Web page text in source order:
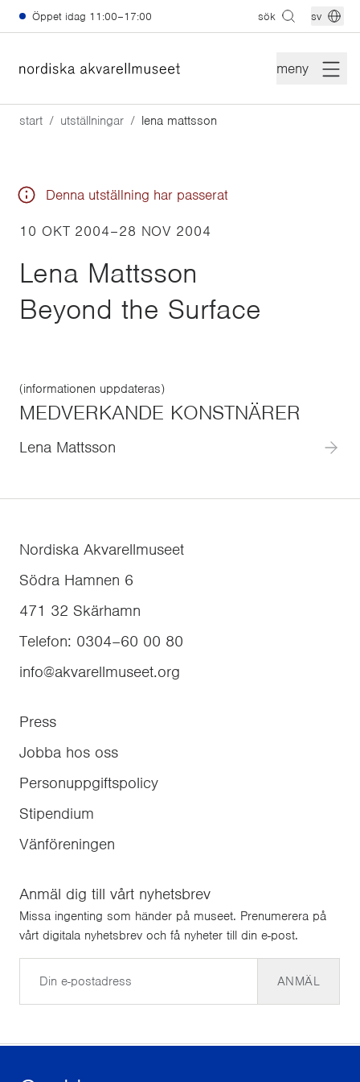
Hoppa till huvudinnehåll
Öppet idag 11:00–17:00 sök sv
meny
start utställningar lena mattsson
Denna utställning har passerat
10 OKT 2004–28 NOV 2004
Lena Mattsson
Beyond the Surface
(informationen uppdateras)
MEDVERKANDE KONSTNÄRER
Lena Mattsson
Nordiska Akvarellmuseet
Södra Hamnen 6
471 32 Skärhamn
Telefon: 0304–60 00 80
info@akvarellmuseet.org
Press
Jobba hos oss
Personuppgiftspolicy
Stipendium
Vänföreningen
Anmäl dig till vårt nyhetsbrev
Missa ingenting som händer på museet. Prenumerera på
vårt digitala nyhetsbrev och få nyheter till din e-post.
ANMÄL